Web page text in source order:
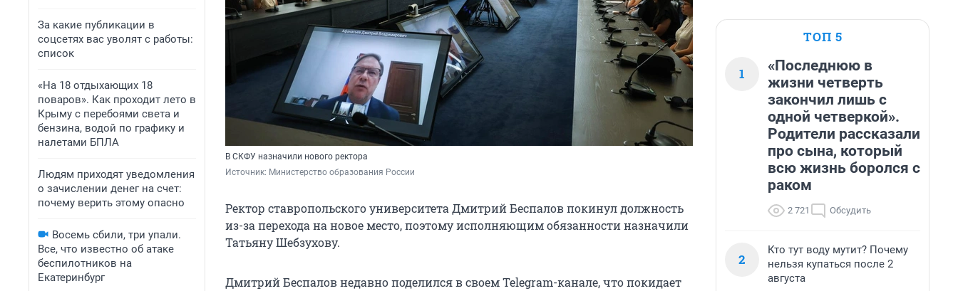
За какие публикации в
соцсетях вас уволят с работы:
список
«На 18 отдыхающих 18
поваров». Как проходит лето в
Крыму с перебоями света и
бензина, водой по графику и
налетами БПЛА
Людям приходят уведомления
о зачислении денег на счет:
почему верить этому опасно
Восемь сбили, три упали.
Все, что известно об атаке
беспилотников на
Екатеринбург
В СКФУ назначили нового ректора
Источник: Министерство образования России
Ректор ставропольского университета Дмитрий Беспалов покинул должность
из-за перехода на новое место, поэтому исполняющим обязанности назначили
Татьяну Шебзухову.
Дмитрий Беспалов недавно поделился в своем Telegram-канале, что покидает
ТОП 5
1
«Последнюю в
жизни четверть
закончил лишь с
одной четверкой».
Родители рассказали
про сына, который
всю жизнь боролся с
раком
2 721 Обсудить
2
Кто тут воду мутит? Почему
нельзя купаться после 2
августа